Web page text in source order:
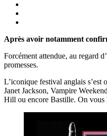
Après avoir notamment
Forcément attendue, au regard
promesses.
L’iconique festival anglais s’est
Janet Jackson, Vampire
Hill ou encore Bastille. On